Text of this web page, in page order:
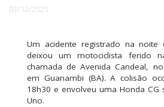
03/12/2025
Um acidente registrado na noite
deixou um motociclista ferido
chamada de Avenida Candeal,
em Guanambi (BA). A colisão
18h30 e envolveu uma Honda CG
Uno.